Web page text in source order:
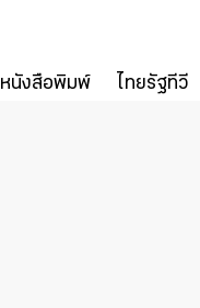
หนังสือพิมพ์ ไทยรัฐทีวี